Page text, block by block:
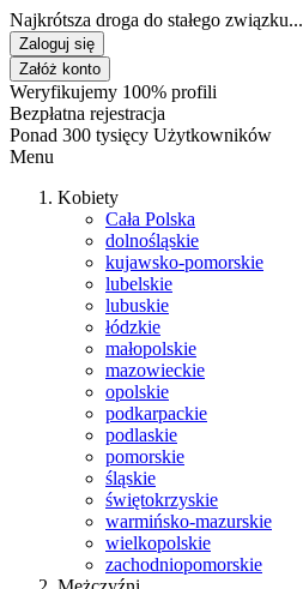
Najkrótsza droga do stałego związku...
Zaloguj się
Załóż konto
Weryfikujemy 100% profili
Bezpłatna rejestracja
Ponad 300 tysięcy Użytkowników
Menu
Kobiety
Cała Polska
dolnośląskie
kujawsko-pomorskie
lubelskie
lubuskie
łódzkie
małopolskie
mazowieckie
opolskie
podkarpackie
podlaskie
pomorskie
śląskie
świętokrzyskie
warmińsko-mazurskie
wielkopolskie
zachodniopomorskie